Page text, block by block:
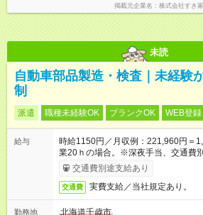
掲載元企業名 株式会社すき家
未読
自動車部品製造・検査｜未経験
制
派遣 職種未経験OK ブランクOK WEB登
給与
時給1150円／月収例：221,960円＝
業20ｈの場合。※深夜手当、交通費
交通費別途支給あり
交通費 実費支給／当社規定あり。
勤務地
北海道千歳市